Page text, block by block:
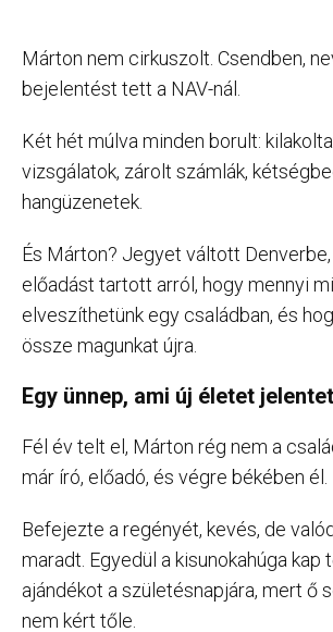
Márton nem cirkuszolt. Csendben,
bejelentést tett a NAV-nál.
Két hét múlva minden borult:
vizsgálatok, zárolt számlák,
hangüzenetek.
És Márton? Jegyet váltott Denverbe,
előadást tartott arról, hogy mennyi
elveszíthetünk egy családban, és
össze magunkat újra.
Egy ünnep, ami új életet
Fél év telt el, Márton rég nem a
már író, előadó, és végre békében él.
Befejezte a regényét, kevés, de
maradt. Egyedül a kisunokahúga kap
ajándékot a születésnapjára, mert ő
nem kért tőle.